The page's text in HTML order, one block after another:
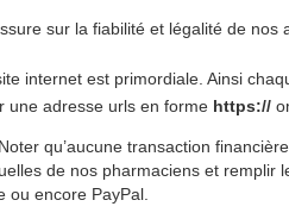
sur la fiabilité et légalité de nos
internet est primordiale. Ainsi
une adresse urls en forme https://
qu’aucune transaction
de nos pharmaciens et
ou encore PayPal.